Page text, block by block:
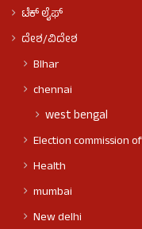
ಟೆಕ್ ಲೈಫ್
ದೇಶ/ವಿದೇಶ
BIhar
chennai
west bengal
Election commission
Health
mumbai
New delhi